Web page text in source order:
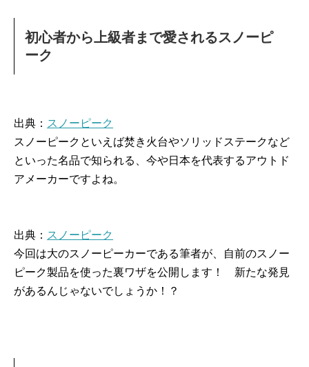
初心者から上級者まで愛されるスノーピ
ーク
出典： スノーピーク
スノーピークといえば焚き火台やソリッドステークなど
といった名品で知られる、今や日本を代表するアウトド
アメーカーですよね。
出典： スノーピーク
今回は大のスノーピーカーである筆者が、自前のスノー
ピーク製品を使った裏ワザを公開します！ 新たな発見
があるんじゃないでしょうか！？